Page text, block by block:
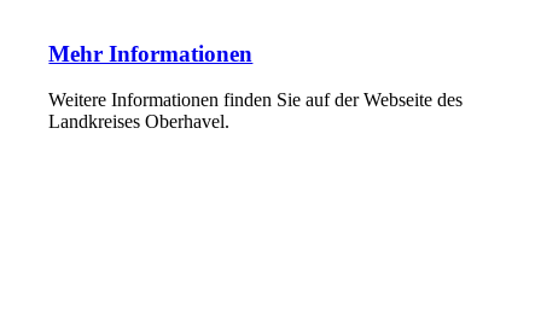
Mehr Informationen
Weitere Informationen fin­den Sie auf der Webseite des
Landkreises Oberhavel.